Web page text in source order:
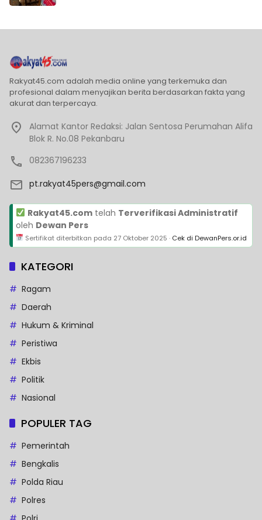
Rakyat45.com adalah media online yang terkemuka dan
profesional dalam menyajikan berita berdasarkan fakta yang
akurat dan terpercaya.
Alamat Kantor Redaksi: Jalan Sentosa Perumahan Alifa
Blok R. No.08 Pekanbaru
082367196233
pt.rakyat45pers@gmail.com
Rakyat45.comtelah Terverifikasi Administratif
oleh Dewan Pers
Sertifikat diterbitkan pada 27 Oktober 2025 · Cek di DewanPers.or.id
KATEGORI
Ragam
Daerah
Hukum & Kriminal
Peristiwa
Ekbis
Politik
Nasional
POPULER TAG
Pemerintah
Bengkalis
Polda Riau
Polres